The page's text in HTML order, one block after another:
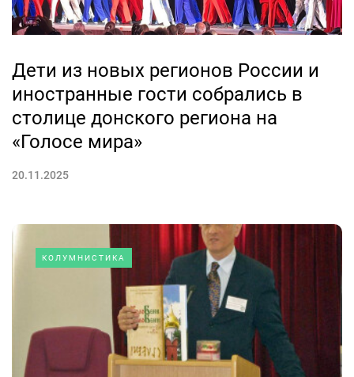
Дети из новых регионов России и
иностранные гости собрались в
столице донского региона на
«Голосе мира»
20.11.2025
КОЛУМНИСТИКА